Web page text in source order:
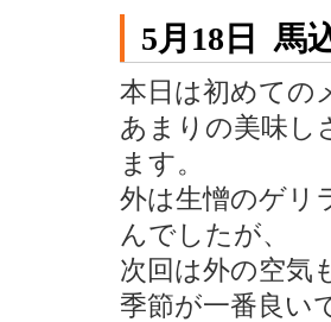
5月18日 馬
本日は初めての
あまりの美味し
ます。
外は生憎のゲリ
んでしたが、
次回は外の空気
季節が一番良い